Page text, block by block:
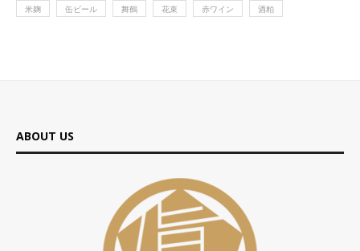
米麹 缶ビール 舞鶴 花束 赤ワイン 酒粕
ABOUT US